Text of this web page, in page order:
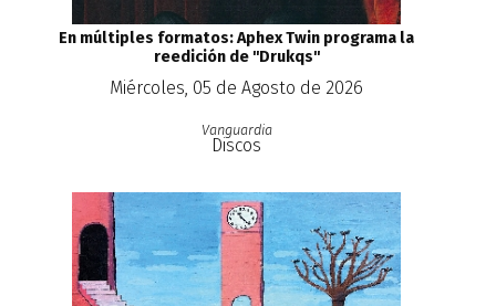
En múltiples formatos: Aphex Twin programa la
reedición de ''Drukqs''
Miércoles, 05 de Agosto de 2026
Vanguardia
Discos